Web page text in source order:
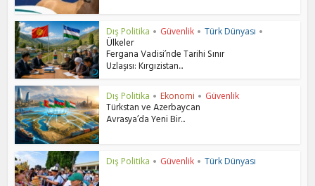
Dış Politika • Güvenlik • Türk Dünyası •
Ülkeler
Fergana Vadisi’nde Tarihi Sınır
Uzlaşısı: Kırgızistan...
Dış Politika • Ekonomi • Güvenlik
Türkstan ve Azerbaycan
Avrasya’da Yeni Bir...
Dış Politika • Güvenlik • Türk Dünyası